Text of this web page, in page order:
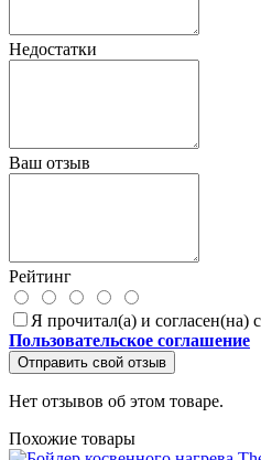
Недостатки
Ваш отзыв
Рейтинг
Я прочитал(а) и согласен(на)
Пользовательское соглашение
Отправить свой отзыв
Нет отзывов об этом товаре.
Похожие товары